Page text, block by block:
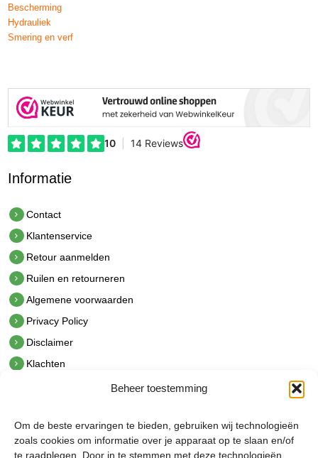
Beheer toestemming
Om de beste ervaringen te bieden, gebruiken wij technologieën
zoals cookies om informatie over je apparaat op te slaan en/of
te raadplegen. Door in te stemmen met deze technologieën
Bescherming
Hydrauliek
Smering en verf
Informatie
Contact
Klantenservice
Retour aanmelden
Ruilen en retourneren
Algemene voorwaarden
Privacy Policy
Disclaimer
Klachten
hetindustriehuis B.V.
De Hoek 1 1601 MR Enkhuizen
t.0228 53 00 40